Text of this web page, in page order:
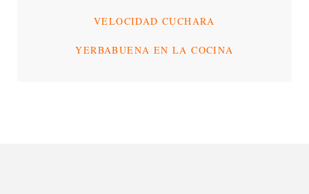
VELOCIDAD CUCHARA
YERBABUENA EN LA COCINA